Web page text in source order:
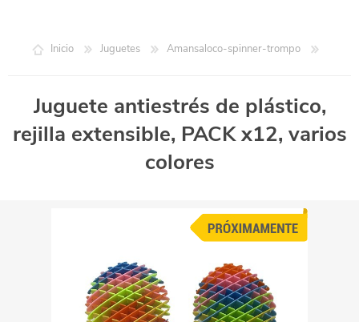
Inicio Juguetes Amansaloco-spinner-trompo
Juguete antiestrés de plástico,
rejilla extensible, PACK x12, varios
colores